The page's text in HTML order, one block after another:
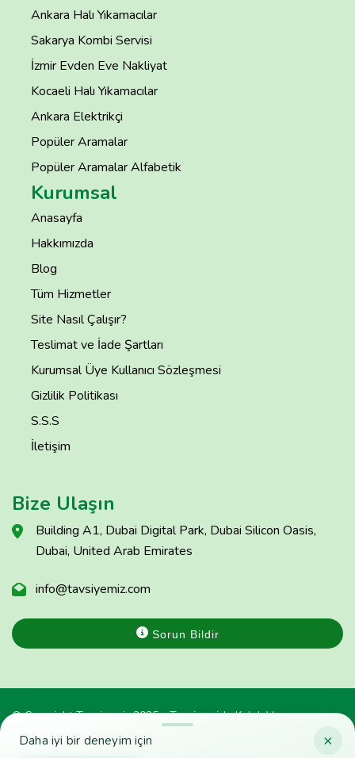
×
Daha iyi bir deneyim için
Ankara Halı Yıkamacılar
Sakarya Kombi Servisi
İzmir Evden Eve Nakliyat
Kocaeli Halı Yıkamacılar
Ankara Elektrikçi
Popüler Aramalar
Popüler Aramalar Alfabetik
Kurumsal
Anasayfa
Hakkımızda
Blog
Tüm Hizmetler
Site Nasıl Çalışır?
Teslimat ve İade Şartları
Kurumsal Üye Kullanıcı Sözleşmesi
Gizlilik Politikası
S.S.S
İletişim
Bize Ulaşın
Building A1, Dubai Digital Park, Dubai Silicon Oasis,
Dubai, United Arab Emirates
info@tavsiyemiz.com
Sorun Bildir
© Copyright Tavsiyemiz 2025 - Tavsiyemiz'e Kulak Ver